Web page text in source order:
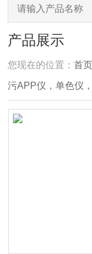
产品展示
您现在的位置：首页
污APP仪，单色仪